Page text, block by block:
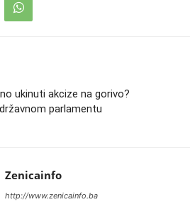
ukinuti akcize na gorivo?
parlamentu
Zenicainfo
http://www.zenicainfo.ba